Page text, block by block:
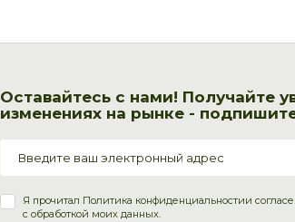
Оставайтесь с нами! Получайте
изменениях на рынке -
Я прочитал Политика конфиденциальностии
с обработкой моих данных.